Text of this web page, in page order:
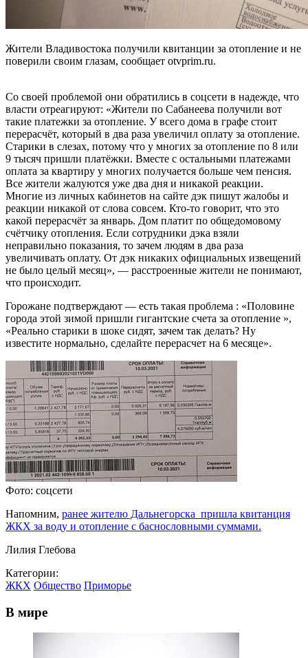
Жители Владивостока получили квитанции за отопление и не
поверили своим глазам, сообщает otvprim.ru.
Со своей проблемой они обратились в соцсети в надежде, что
власти отреагируют: «Жители по Сабанеева получили вот
такие платежки за отопление. У всего дома в графе стоит
перерасчёт, который в два раза увеличил оплату за отопление.
Старики в слезах, потому что у многих за отопление по 8 или
9 тысяч пришли платёжки. Вместе с остальными платежами
оплата за квартиру у многих получается больше чем пенсия.
Все жители жалуются уже два дня и никакой реакции.
Многие из личных кабинетов на сайте дэк пишут жалобы и
реакции никакой от слова совсем. Кто-то говорит, что это
какой перерасчёт за январь. Дом платит по общедомовому
счётчику отопления. Если сотрудники дэка взяли
неправильно показания, то зачем людям в два раза
увеличивать оплату. От дэк никаких официальных извещений
не было целый месяц», — расстроенные жители не понимают,
что происходит.
Горожане подтверждают — есть такая проблема : «Половине
города этой зимой пришли гигантские счета за отопление »,
«Реально старики в шоке сидят, зачем так делать? Ну
известите нормально, сделайте перерасчет на 6 месяце».
Фото: соцсети
Напомним, ранее жителю Дальнегорска пришла квитанция
ЖКХ за воду и отопление с баснословными суммами.
Лилия Глебова
Категории:
ЖКХ Общество Приморье
В мире